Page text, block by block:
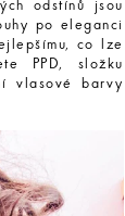
odstínů jsou
po eleganci
co lze
PPD, složku
vlasové barvy